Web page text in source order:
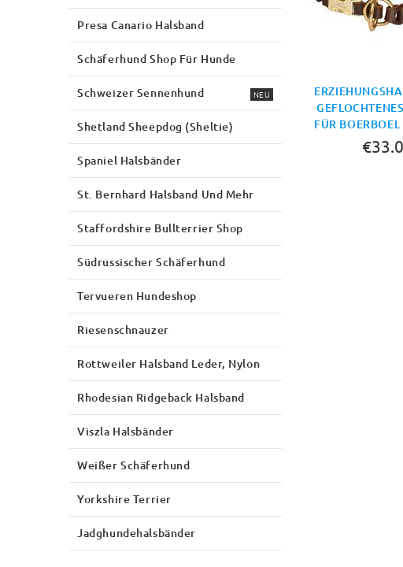
FÜR
€33.0
Presa Canario Halsband
Schäferhund Shop Für Hunde
Schweizer Sennenhund NEU
Shetland Sheepdog (Sheltie)
Spaniel Halsbänder
St. Bernhard Halsband Und Mehr
Staffordshire Bullterrier Shop
Südrussischer Schäferhund
Tervueren Hundeshop
Riesenschnauzer
Rottweiler Halsband Leder, Nylon
Rhodesian Ridgeback Halsband
Viszla Halsbänder
Weißer Schäferhund
Yorkshire Terrier
Jadghundehalsbänder